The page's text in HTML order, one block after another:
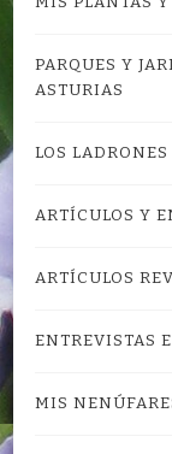
PARQUES Y
ASTURIAS
LOS
ARTÍCULOS Y
ARTÍCULOS
ENTREVISTAS
MIS